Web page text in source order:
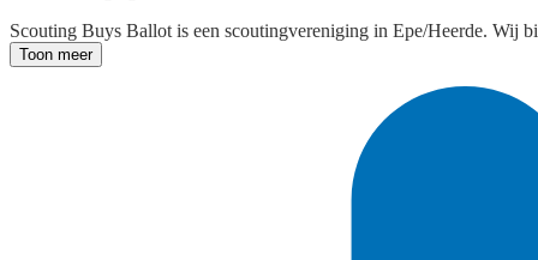
Scouting Buys Ballot is een scoutingvereniging in Epe/Heerde. Wij
Toon meer